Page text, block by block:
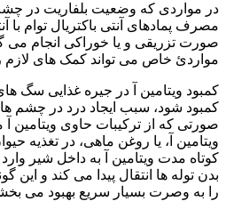
در مواردی که وضعیت بلفاریت در
مصرف پمادهای آنتی باکتریال توام با
صورت تزریقی و یا خوراکی انجام می
مواردئ خاص می تواند کمک های لازم
کمبود ویتامین آ در جیره غذایی سگ
کمبود شود، سبب ایجاد درد در چشم
صورتی که از ترکیبات حاوی ویتامین
ویتامین آ، یا روغن ماهی، در تغذیه
کوتاه مدت ویتامین آ به داخل شیر
بدن توله ها انتقال پیدا می کند و
را به وصرت بسیار سریع بهبود می